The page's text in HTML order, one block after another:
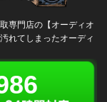
専門店の【オーディオ
れてしまったオーディ